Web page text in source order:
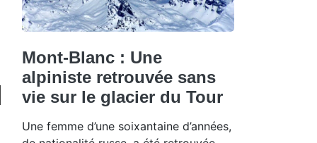
Mont-Blanc : Une
alpiniste retrouvée sans
vie sur le glacier du Tour
Une femme d’une soixantaine d’années,